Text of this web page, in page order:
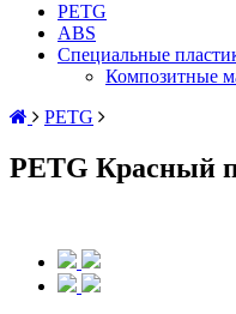
PETG
ABS
Специальные
Композитные
PETG
PETG Красный